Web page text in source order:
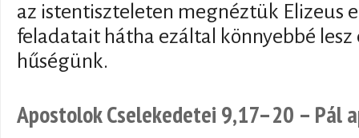
az istentiszteleten megnéztük Elizeus
feladatait hátha ezáltal könnyebbé lesz
hűségünk.
Apostolok Cselekedetei 9,17–20 – Pál